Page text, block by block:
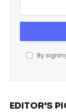
By
EDITOR'S